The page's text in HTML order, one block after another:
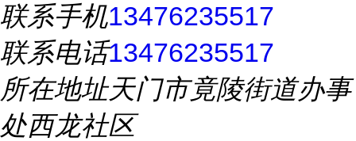
联系手机13476235517
联系电话13476235517
所在地址天门市竟陵街道办事
处西龙社区